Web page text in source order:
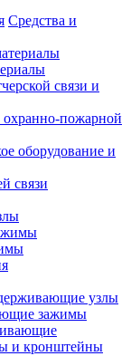
Средства и
связи и
охранно-пожарной
оборудование и
связи
узлы
зажимы
и кронштейны